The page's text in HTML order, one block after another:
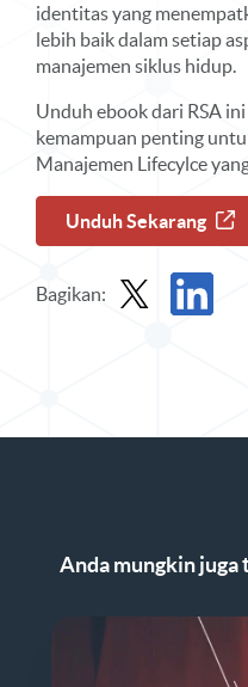
identitas yang
lebih baik dalam setiap
manajemen siklus hidup.
Unduh ebook dari RSA
kemampuan penting
Manajemen Lifecylce
Unduh Sekarang
Bagikan:
Anda mungkin juga